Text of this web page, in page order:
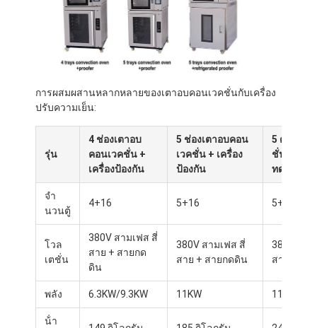
การผสมผสานหลากหลายของเตาอบคอนเวคชั่นกับเครื่อง
ปรับความเย็น:
รุ่น
4 ช่องเตาอบ
คอนเวคชั่น +
เครื่องป้องกัน
5 ช่องเตาอบคอน
เวคชั่น + เครื่อง
ป้องกัน
5 ตู้เตาอบ
ชั่น + เครื่
ทดสอบตู้เ
จํา
นวนตู้
4+16 5+16 5+18
โวล
เตชั่น
380V สามเฟส สี่
สาย + สายกด
ดิน
380V สามเฟส สี่
สาย + สายกดดิน
380V สา
สาย + สา
พลัง 6.3KW/9.3KW 11KW 11KW
น้ํา